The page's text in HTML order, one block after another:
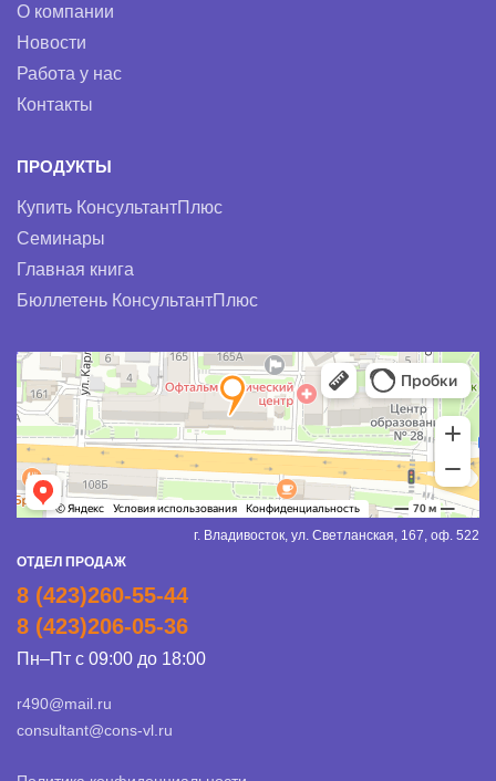
О компании
Новости
Работа у нас
Контакты
ПРОДУКТЫ
Купить КонсультантПлюс
Семинары
Главная книга
Бюллетень КонсультантПлюс
г. Владивосток, ул. Светланская, 167, оф. 522
ОТДЕЛ ПРОДАЖ
8 (423)260-55-44
8 (423)206-05-36
Пн–Пт с 09:00 до 18:00
r490@mail.ru
consultant@cons-vl.ru